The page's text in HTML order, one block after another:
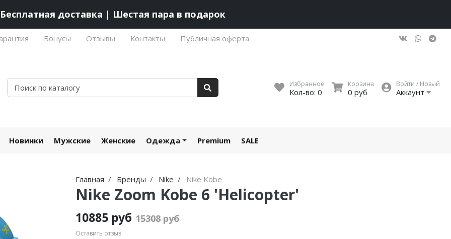
Бесплатная доставка | Шестая пара в подарок
Бонусы Отзывы Контакты Публичная оферта
Избранное
Кол-во: 0
Корзина
0 руб
Войти / Новый
Аккаунт
Новинки Мужские Женские Одежда Premium SALE
Главная Бренды Nike Nike Kobe
Nike Zoom Kobe 6 'Helicopter'
10885 руб 15308 руб
Оставить отзыв